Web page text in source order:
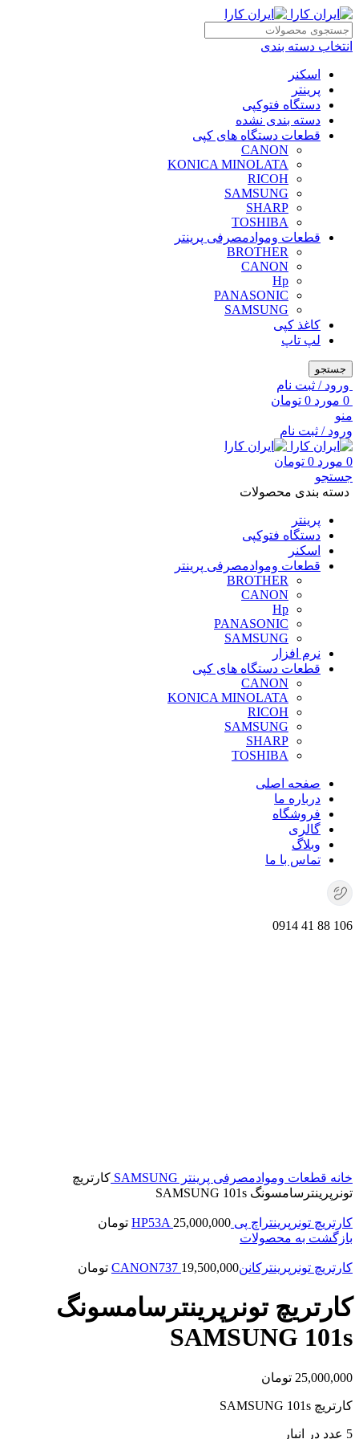
انتخاب دسته بندی
اسکنر
پرینتر
دستگاه فتوکپی
دسته بندی نشده
قطعات دستگاه های کپی
CANON
KONICA MINOLATA
RICOH
SAMSUNG
SHARP
TOSHIBA
قطعات وموادمصرفی پرینتر
BROTHER
CANON
Hp
PANASONIC
SAMSUNG
کاغذ کپی
لپ تاپ
جستجو
ورود / ثبت نام
0 مورد 0 تومان
منو
ورود / ثبت نام
0 مورد 0 تومان
جستجو
دسته بندی محصولات
پرینتر
دستگاه فتوکپی
اسکنر
قطعات وموادمصرفی پرینتر
BROTHER
CANON
Hp
PANASONIC
SAMSUNG
نرم افزار
قطعات دستگاه های کپی
CANON
KONICA MINOLATA
RICOH
SAMSUNG
SHARP
TOSHIBA
صفحه اصلی
درباره ما
فروشگاه
گالری
وبلاگ
تماس با ما
106 88 41 0914
خانه قطعات وموادمصرفی پرینتر SAMSUNG کارتریچ
تونرپرینترسامسونگ SAMSUNG 101s
کارتریچ تونرپرینتراچ پی HP53A 25,000,000
تومان
بازگشت به محصولات
کارتریچ تونرپرینترکاننCANON73719,500,000 تومان
کارتریچ تونرپرینترسامسونگ
SAMSUNG 101s
25,000,000 تومان
کارتریچ SAMSUNG 101s
5 عدد در انبار